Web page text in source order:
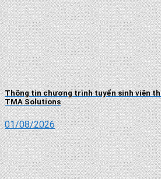
Thông tin chương trình tuyển sinh viên
TMA Solutions
01/08/2026